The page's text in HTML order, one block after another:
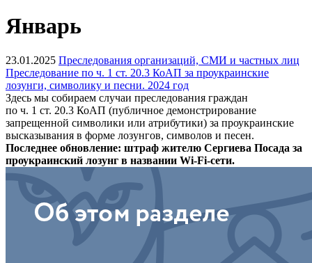
Январь
23.01.2025 Преследования организаций, СМИ и частных лиц
Преследование по ч. 1 ст. 20.3 КоАП за проукраинские
лозунги, символику и песни. 2024 год
Здесь мы собираем случаи преследования граждан
по ч. 1 ст. 20.3 КоАП (публичное демонстрирование
запрещенной символики или атрибутики) за проукраинские
высказывания в форме лозунгов, символов и песен.
Последнее обновление: штраф жителю Сергиева Посада за
проукраинский лозунг в названии Wi-Fi-сети.